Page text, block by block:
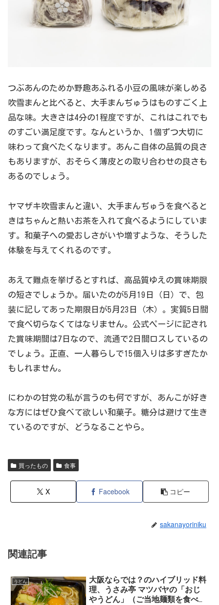
つぶあんのためか野趣あふれる小豆の風味が楽しめる
吹雪まんと比べると、大手まんぢゅうはものすごく上
品な味。大きさは4分の1程度ですが、これはこれでも
のすごい満足度です。なんというか、1個ずつ大切に
味わって食べたくなります。あんこ自体の品質の良さ
もありますが、おそらく薄皮との取り合わせの良さも
あるのでしょう。
ヤマザキ吹雪まんと違い、大手まんぢゅうを食べると
きはちゃんと熱いお茶を入れて食べるようにしていま
す。和菓子への愛おしさがいや増すような、そうした
体験を与えてくれるのです。
あえて難点を挙げるとすれば、高品質ゆえの賞味期限
の短さでしょうか。届いたのが5月19日（日）で、包
装に記してあった期限日が5月23日（木）。実質5日間
で食べ切らなくてはなりません。公式ページに記され
た賞味期間は7日なので、流通で2日間ロスしているの
でしょう。正直、一人暮らしで15個入りは多すぎたか
もしれません。
にわかの甘党の私が言うのも何ですが、あんこが好き
な方にはぜひ食べて欲しい和菓子。糖分は避けて生き
ているのですが、どうなることやら。
買ったもの 食事
X Facebook コピー
sakanayoriniku
関連記事
うどん
大阪ならでは？のハイブリッド料
理、うさみ亭 マツバヤの「おじ
やうどん」（ご当地麺類を食べる